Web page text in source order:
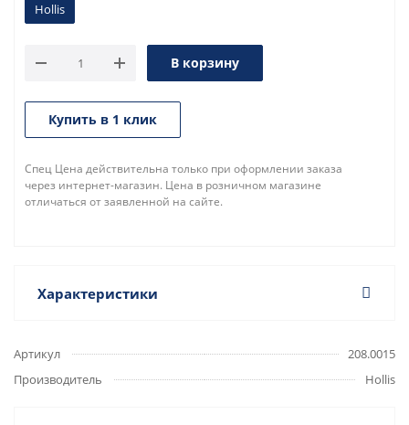
Hollis
В корзину
Купить в 1 клик
Спец Цена действительна только при оформлении заказа
через интернет-магазин. Цена в розничном магазине
отличаться от заявленной на сайте.
Характеристики
Артикул
208.0015
Производитель
Hollis